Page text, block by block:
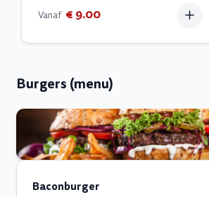
Vanaf € 9.00
Burgers (menu)
Baconburger